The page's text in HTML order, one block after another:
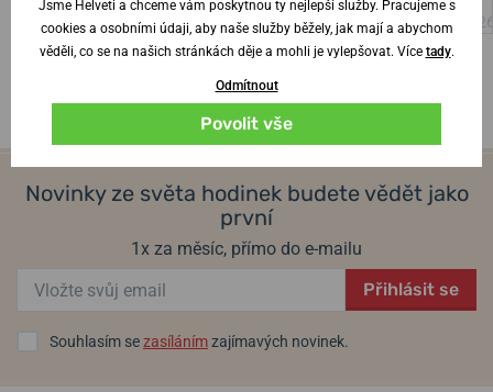
Ověřený zákazník•4. 8.
Novinky ze světa hodinek budete vědět jako
první
1x za měsíc, přímo do e-mailu
Přihlásit se
Souhlasím sezasílánímzajímavých novinek.
Jsme Helveti a chceme vám poskytnou ty nejlepší služby. Pracujeme s
cookies a osobními údaji, aby naše služby běžely, jak mají a abychom
věděli, co se na našich stránkách děje a mohli je vylepšovat. Více tady.
Odmítnout
Povolit vše